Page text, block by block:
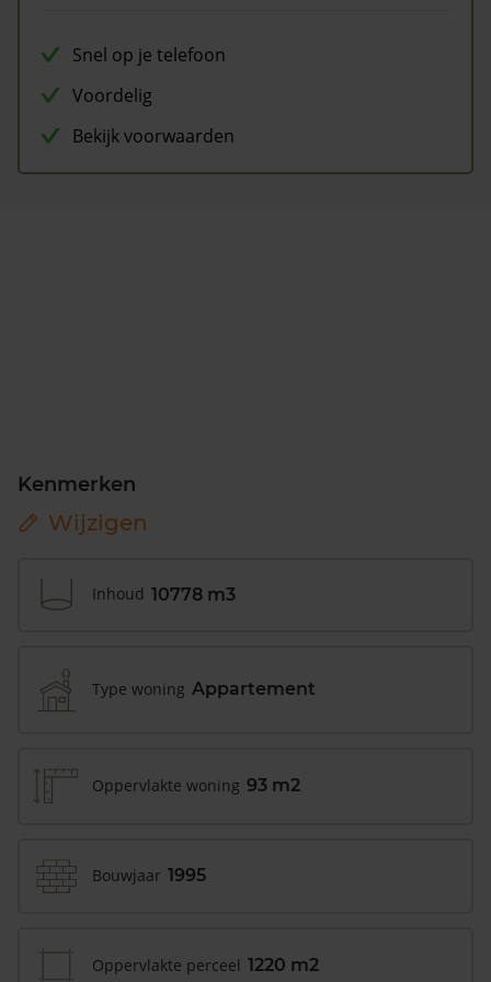
Snel op je telefoon
Voordelig
Bekijk voorwaarden
Kenmerken
Wijzigen
Inhoud 10778 m3
Type woning Appartement
Oppervlakte woning 93 m2
Bouwjaar 1995
Oppervlakte perceel 1220 m2